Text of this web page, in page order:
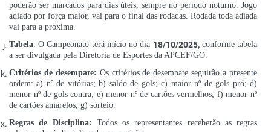
poderão ser marcados para dias úteis, sempre no período noturno. Jogo
adiado por força maior, vai para o final das rodadas. Rodada toda adiada
vai para a próxima.
Tabela: O Campeonato terá início no dia 18/10/2025,conforme tabela
a ser divulgada pela Diretoria de Esportes da APCEF/GO.
Critérios de desempate: Os critérios de desempate seguirão a presente
ordem: a) nº de vitórias; b) saldo de gols; c) maior nº de gols pró; d)
menor nº de gols contra; e) menor nº de cartões vermelhos; f) menor nº
de cartões amarelos; g) sorteio.
Regras de Disciplina: Todos os representantes receberão as regras